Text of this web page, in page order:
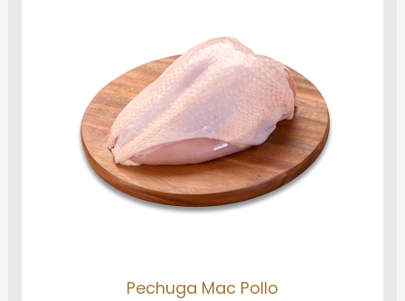
Pechuga Mac Pollo